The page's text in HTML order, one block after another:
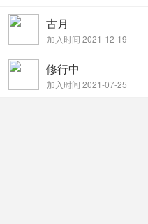
古月
加入时间 2021-12-19
修行中
加入时间 2021-07-25